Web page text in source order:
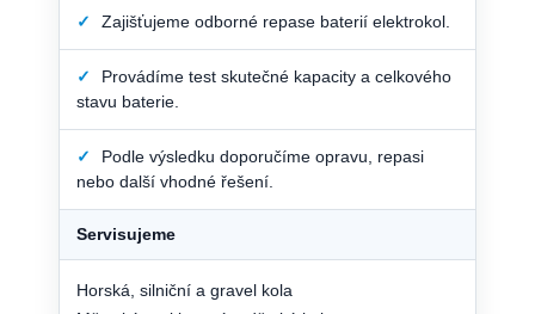
✓ Zajišťujeme odborné repase baterií elektrokol.
✓
Provádíme test skutečné kapacity a celkového
stavu baterie.
✓
Podle výsledku doporučíme opravu, repasi
nebo další vhodné řešení.
Servisujeme
Horská, silniční a gravel kola